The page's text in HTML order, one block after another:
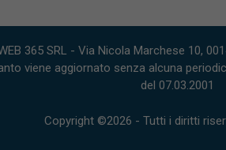
365 SRL - Via Nicola Marchese 10,
viene aggiornato senza alcuna
del 07.03.2001
Copyright ©2026 - Tutti i diritti